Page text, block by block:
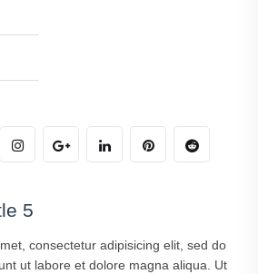
5
consectetur adipisicing elit, sed do
ut labore et dolore magna aliqua. Ut